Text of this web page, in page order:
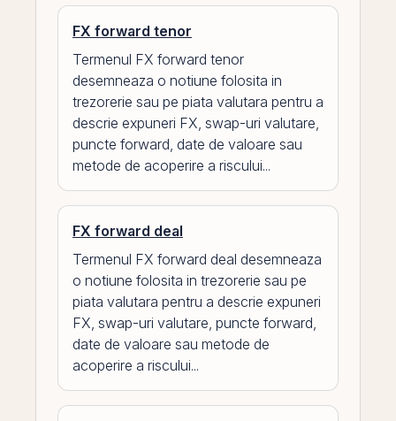
FX forward tenor
Termenul FX forward tenor
desemneaza o notiune folosita in
trezorerie sau pe piata valutara pentru a
descrie expuneri FX, swap-uri valutare,
puncte forward, date de valoare sau
metode de acoperire a riscului...
FX forward deal
Termenul FX forward deal desemneaza
o notiune folosita in trezorerie sau pe
piata valutara pentru a descrie expuneri
FX, swap-uri valutare, puncte forward,
date de valoare sau metode de
acoperire a riscului...